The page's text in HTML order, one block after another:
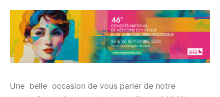
Une belle occasion de vous parler de notre